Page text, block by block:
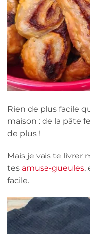
Rien de plus facile
maison : de la pâte
de plus !
Mais je vais te livrer
tes amuse-gueules,
facile.